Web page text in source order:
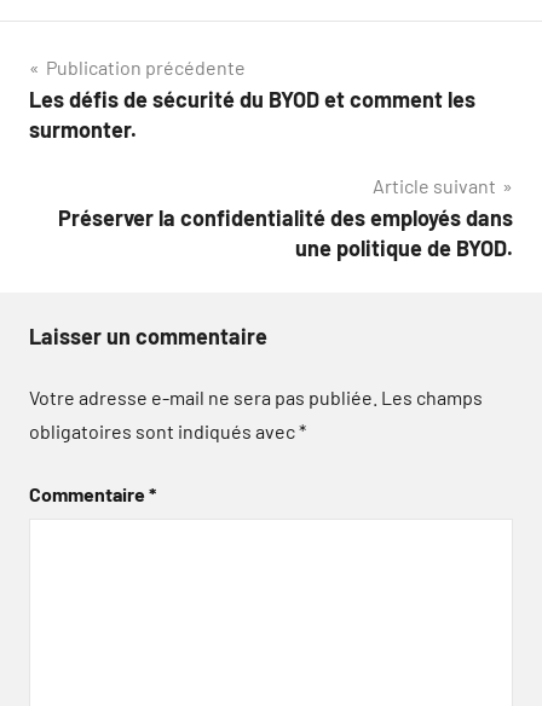
Navigation
de
Publication précédente
Les défis de sécurité du BYOD et comment les
surmonter.
Article suivant
Préserver la confidentialité des employés dans
une politique de BYOD.
Laisser un commentaire
Votre adresse e-mail ne sera pas publiée. Les champs
obligatoires sont indiqués avec*
Commentaire*